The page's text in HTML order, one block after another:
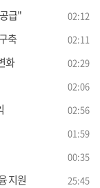
급" 02:12
축 02:11
화 02:29
02:06
02:56
01:59
00:35
지원 25:45